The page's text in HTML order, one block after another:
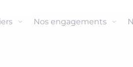
Nos engagements